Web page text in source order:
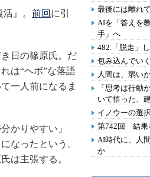
』。 前回 に引
日の篠原氏。だ
は“ヘボ”な落語
一人前になるま
かりやすい」
なったという。
は主張する。
最後には離れ
AIを「答えを
手」へ
482.「脱走」
包み込んでい
人間は、弱い
「思考は行動
いて悟った、
イノウーの選
第742回 結果
AI時代に、人
か